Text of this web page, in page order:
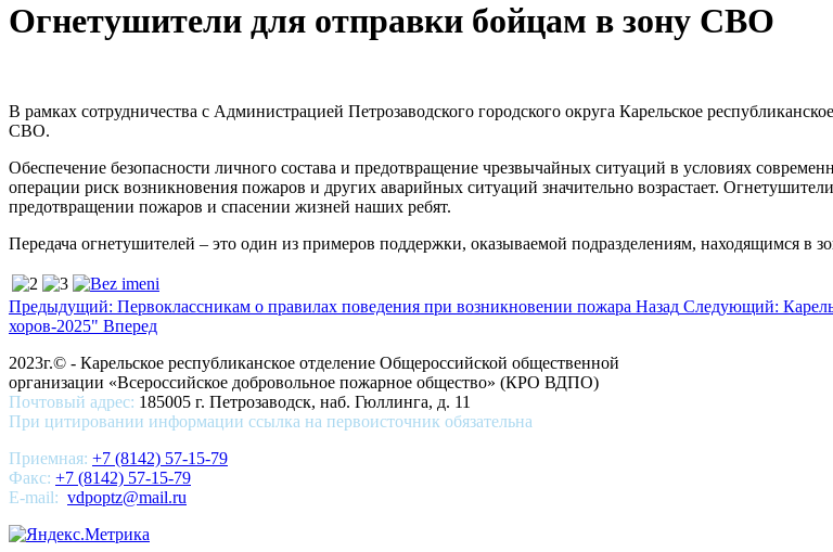
Огнетушители для отправки бойцам в зону СВО
В рамках сотрудничества с Администрацией Петрозаводского городского округа Карельское
СВО.
Обеспечение безопасности личного состава и предотвращение чрезвычайных ситуаций в условиях
операции риск возникновения пожаров и других аварийных ситуаций значительно возрастает.
предотвращении пожаров и спасении жизней наших ребят.
Передача огнетушителей – это один из примеров поддержки, оказываемой подразделениям, находящимся в
Предыдущий: Первоклассникам о правилах поведения при возникновении пожара Назад Следующий:
хоров-2025" Вперед
2023г.© - Карельское республиканское отделение Общероссийской общественной
организации «Всероссийское добровольное пожарное общество» (КРО ВДПО)
Почтовый адрес: 185005 г. Петрозаводск, наб. Гюллинга, д. 11
При цитировании информации ссылка на первоисточник обязательна
Приемная: +7 (8142) 57-15-79
Факс: +7 (8142) 57-15-79
E-mail: vdpoptz@mail.ru